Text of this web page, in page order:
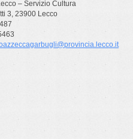
– Servizio Cultura
3, 23900 Lecco